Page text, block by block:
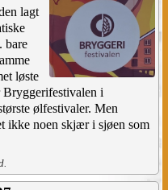
lagt
bare
løste
Bryggerifestivalen i
ølfestivaler. Men
ikke noen skjær i sjøen som